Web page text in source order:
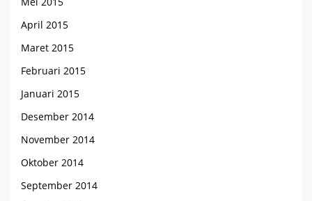
April 2015
Maret 2015
Februari 2015
Januari 2015
Desember 2014
November 2014
Oktober 2014
September 2014